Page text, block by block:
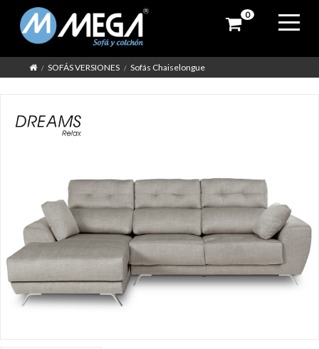
0
SOFÁS VERSIONES Sofás Chaiselongue